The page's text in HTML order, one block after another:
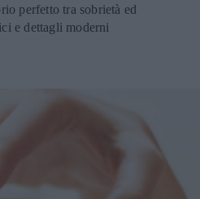
perfetto tra sobrietà ed
e dettagli moderni